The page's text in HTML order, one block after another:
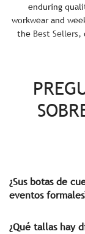
enduring
workwear and
the Best Sellers,
¿Sus botas de
eventos
¿Qué tallas hay